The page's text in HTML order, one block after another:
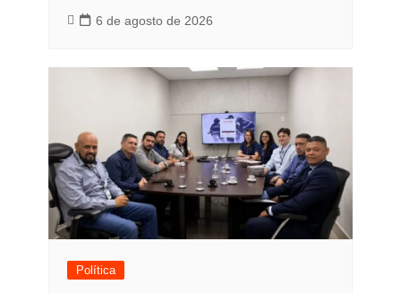
6 de agosto de 2026
Política